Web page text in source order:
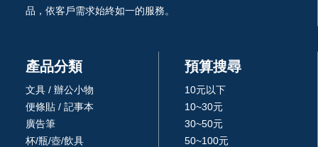
品，依客戶需求始終如一的服務。
產品分類
文具 / 辦公小物
便條貼 / 記事本
廣告筆
杯/瓶/壺/飲具
預算搜尋
10元以下
10~30元
30~50元
50~100元